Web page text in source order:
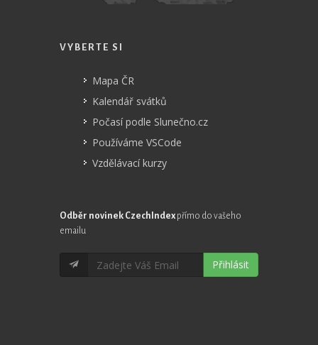
VYBERTE SI
Mapa ČR
Kalendář svátků
Počasí podle Slunečno.cz
Používáme VSCode
Vzdělávací kurzy
Odběr novinek CzechIndex přímo do vašeho
emailu
Přihlásit